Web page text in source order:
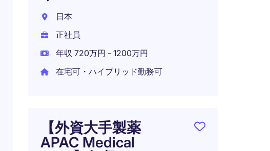
日本
正社員
年収 720万円 - 1200万円
在宅可・ハイブリッド勤務可
【外資大手製薬
APAC Medical